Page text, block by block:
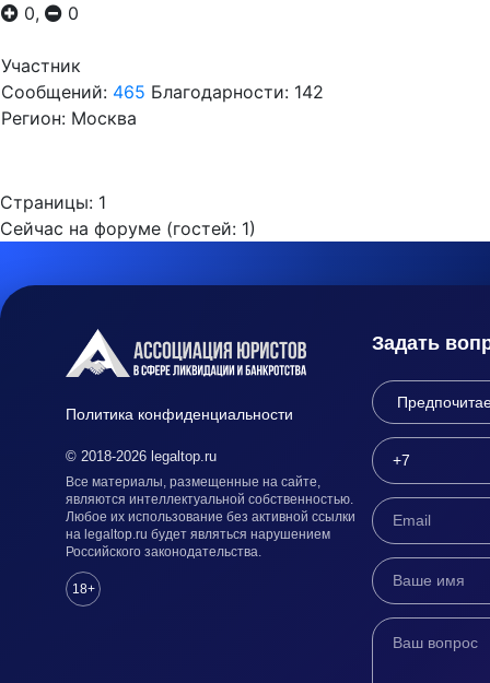
0,
0
Участник
Сообщений: 465 Благодарности: 142
Регион: Москва
Страницы: 1
Сейчас на форуме (гостей: 1)
Политика конфиденциальности
© 2018-2026 legaltop.ru
Все материалы, размещенные на сайте,
являются интеллектуальной собственностью.
Любое их использование без активной ссылки
на legaltop.ru будет являться нарушением
Российского законодательства.
18+
Задать